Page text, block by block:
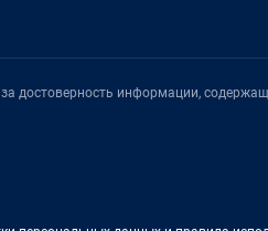
за достоверность информации,